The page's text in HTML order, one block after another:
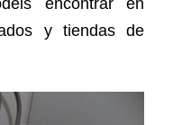
encontrar en
y tiendas de